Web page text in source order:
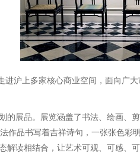
沪上多家核心商业空间，面向
展品。展览涵盖了书法、绘画、
作品书写着吉祥诗句，一张张色
读相结合，让艺术可观、可感、可